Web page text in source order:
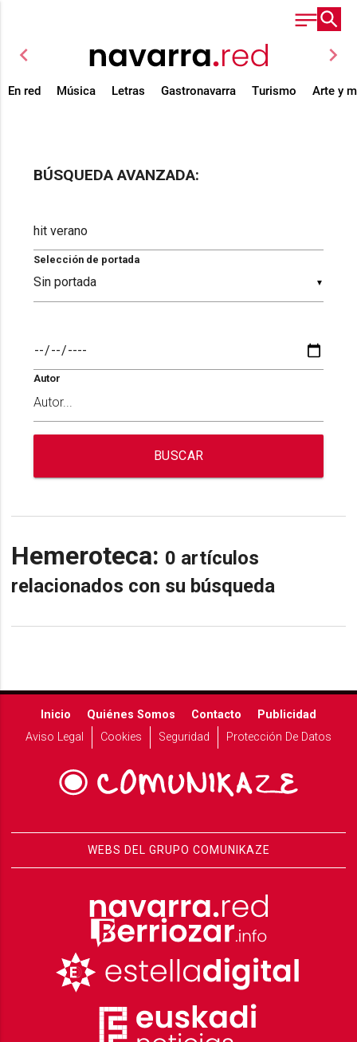
chevron_left chevron_right
En red Música Letras Gastronavarra Turismo Arte y
BÚSQUEDA AVANZADA:
▼
Selección de portada
Autor
BUSCAR
Hemeroteca: 0 artículos
relacionados con su búsqueda
Inicio Quiénes Somos Contacto
Publicidad
Aviso Legal
Cookies Seguridad Protección De Datos
WEBS DEL GRUPO COMUNIKAZE